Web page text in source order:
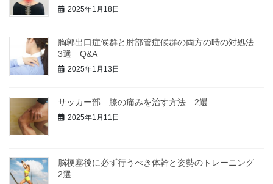
2025年1月18日
胸郭出口症候群と肘部管症候群の両方の時の対処法
3選 Q&A
2025年1月13日
サッカー部 膝の痛みを治す方法 2選
2025年1月11日
脳梗塞後に必ず行うべき体幹と姿勢のトレーニング
2選